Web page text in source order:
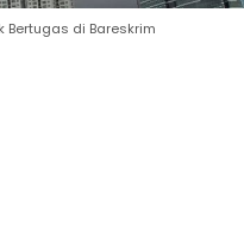
Bertugas di Bareskrim